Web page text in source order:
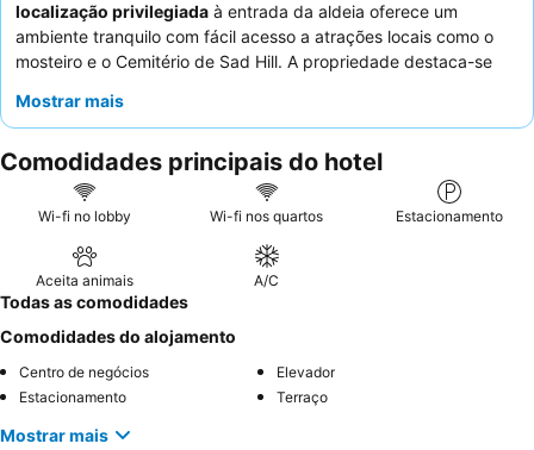
localização privilegiada à entrada da aldeia oferece um
ambiente tranquilo com fácil acesso a atrações locais como o
mosteiro e o Cemitério de Sad Hill. A propriedade destaca-se
veículos elétricos
os hóspedes frequentemente elogiam a postura atenciosa e
amigávelde alguns membros da equipa, e o menu do dia
restaurante oferece boa relação qualidade/preço. Para uma
não esteja virado para a estrada principal.
Mostrar mais
Comodidades principais do hotel
Wi-fi no lobby Wi-fi nos quartos Estacionamento
Aceita animais A/C
Todas as comodidades
Comodidades do alojamento
Centro de negócios
Elevador
Estacionamento
Terraço
Mostrar mais